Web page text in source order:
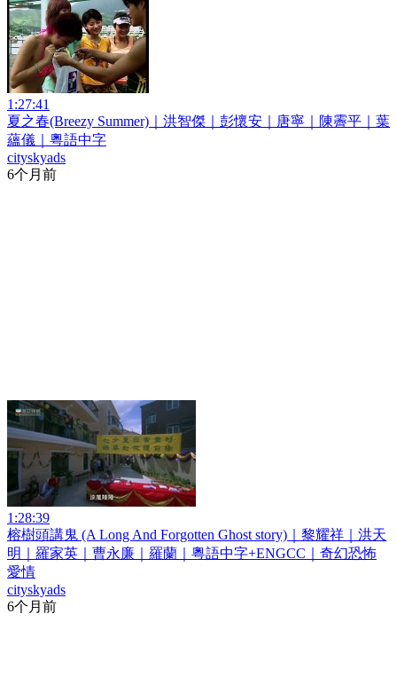
1:27:41
夏之春(Breezy Summer)｜洪智傑｜彭懷安｜唐寧｜陳霽平｜葉
蘊儀｜粵語中字
cityskyads
6个月前
1:28:39
榕樹頭講鬼 (A Long And Forgotten Ghost story)｜黎耀祥｜洪天
明｜羅家英｜曹永廉｜羅蘭｜粵語中字+ENGCC｜奇幻恐怖
愛情
cityskyads
6个月前